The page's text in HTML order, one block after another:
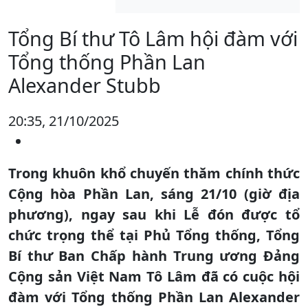
Tổng Bí thư Tô Lâm hội đàm với
Tổng thống Phần Lan
Alexander Stubb
20:35, 21/10/2025
Trong khuôn khổ chuyến thăm chính thức
Cộng hòa Phần Lan, sáng 21/10 (giờ địa
phương), ngay sau khi Lễ đón được tổ
chức trọng thể tại Phủ Tổng thống, Tổng
Bí thư Ban Chấp hành Trung ương Đảng
Cộng sản Việt Nam Tô Lâm đã có cuộc hội
đàm với Tổng thống Phần Lan Alexander